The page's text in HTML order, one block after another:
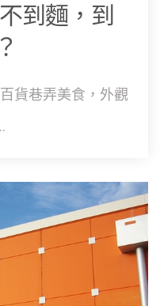
到麵，到
貨巷弄美食，外觀